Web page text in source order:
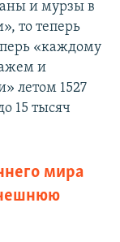
и мурзы в
то теперь
«каждому
и
летом 1527
15 тысяч
мира